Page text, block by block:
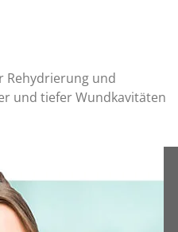
Rehydrierung und
und tiefer Wundkavitäten